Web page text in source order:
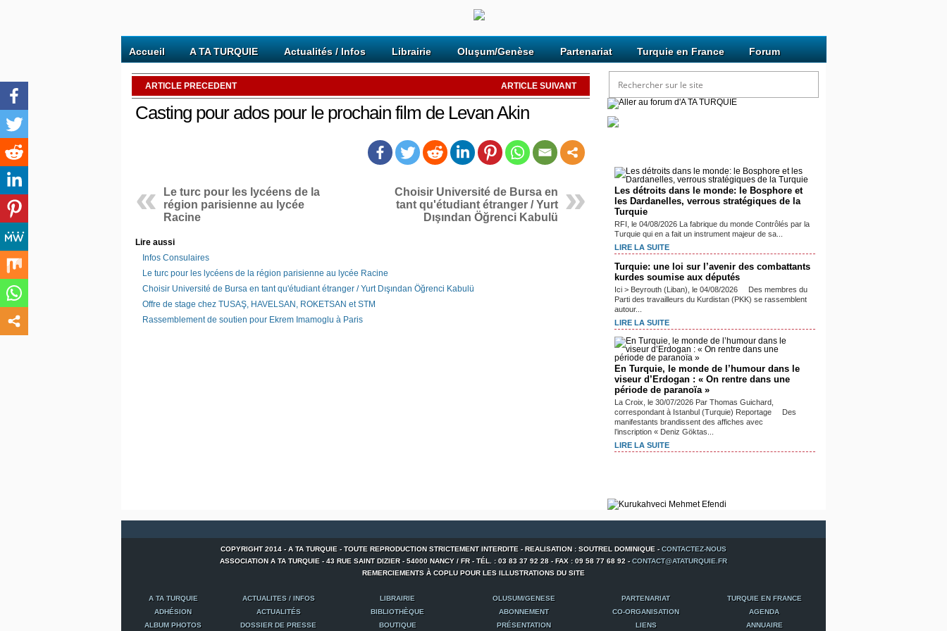
Accueil A TA TURQUIE Actualités / Infos Librairie Oluşum/Genèse Partenariat Turquie en France Forum
ARTICLE PRECEDENT ARTICLE SUIVANT
Casting pour ados pour le prochain film de Levan Akin
Le turc pour les lycéens de la
région parisienne au lycée
Racine
Choisir Université de Bursa en
tant qu'étudiant étranger / Yurt
Dışından Öğrenci Kabulü
Lire aussi
Infos Consulaires
Le turc pour les lycéens de la région parisienne au lycée Racine
Choisir Université de Bursa en tant qu'étudiant étranger / Yurt Dışından Öğrenci Kabulü
Offre de stage chez TUSAŞ, HAVELSAN, ROKETSAN et STM
Rassemblement de soutien pour Ekrem Imamoglu à Paris
Les détroits dans le monde: le Bosphore et
les Dardanelles, verrous stratégiques de la
Turquie
RFI, le 04/08/2026 La fabrique du monde Contrôlés par la
Turquie qui en a fait un instrument majeur de sa...
LIRE LA SUITE
Turquie: une loi sur l’avenir des combattants
kurdes soumise aux députés
Ici > Beyrouth (Liban), le 04/08/2026 Des membres du
Parti des travailleurs du Kurdistan (PKK) se rassemblent
autour...
LIRE LA SUITE
En Turquie, le monde de l’humour dans le
viseur d’Erdogan : « On rentre dans une
période de paranoïa »
La Croix, le 30/07/2026 Par Thomas Guichard,
correspondant à Istanbul (Turquie) Reportage Des
manifestants brandissent des affiches avec
l’inscription « Deniz Göktas...
LIRE LA SUITE
COPYRIGHT 2014 - A TA TURQUIE - TOUTE REPRODUCTION STRICTEMENT INTERDITE - REALISATION : SOUTREL DOMINIQUE -CONTACTEZ-NOUS
ASSOCIATION A TA TURQUIE - 43 RUE SAINT DIZIER - 54000 NANCY / FR - TÉL. : 03 83 37 92 28 - FAX : 09 58 77 68 92 -CONTACT@ATATURQUIE.FR
REMERCIEMENTS À COPLU POUR LES ILLUSTRATIONS DU SITE
A TA TURQUIE ACTUALITES / INFOS LIBRAIRIE OLUSUM/GENESE PARTENARIAT
TURQUIE EN FRANCE
ADHÉSION
ACTUALITÉS BIBLIOTHÈQUE ABONNEMENT CO-ORGANISATION
AGENDA
ALBUM PHOTOS
DOSSIER DE PRESSE BOUTIQUE PRÉSENTATION LIENS ANNUAIRE